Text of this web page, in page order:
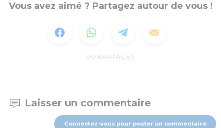
Vous avez aimé ? Partagez autour de vous !
90 PARTAGES
Laisser un commentaire
Connectez-vous pour poster un commentaire